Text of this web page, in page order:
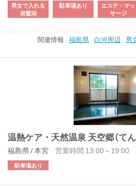
男女で入れる
岩盤浴
駐車場あり
エステ・マッ
サージ
関連情報 福島県 白河周辺 男
温熱ケア・天然温泉 天空郷（て
福島県 / 本宮 営業時間 13:00～19:00
駐車場あり